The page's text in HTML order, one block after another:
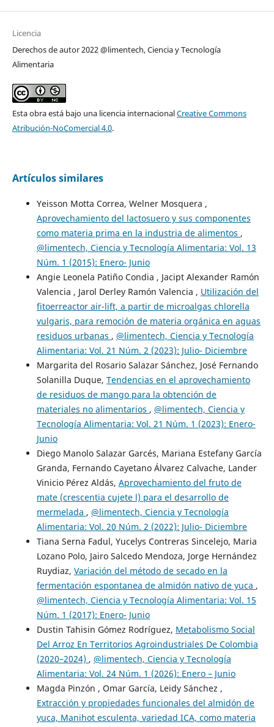
Licencia
Derechos de autor 2022 @limentech, Ciencia y Tecnología
Alimentaria
Esta obra está bajo una licencia internacionalCreative Commons
Atribución-NoComercial 4.0.
Artículos similares
Yeisson Motta Correa, Welner Mosquera ,
Aprovechamiento del lactosuero y sus componentes
como materia prima en la industria de alimentos ,
@limentech, Ciencia y Tecnología Alimentaria: Vol. 13
Núm. 1 (2015): Enero- Junio
Angie Leonela Patiño Condia , Jacipt Alexander Ramón
Valencia , Jarol Derley Ramón Valencia , Utilización del
fitoerreactor air-lift, a partir de microalgas chlorella
vulgaris, para remoción de materia orgánica en aguas
residuos urbanas , @limentech, Ciencia y Tecnología
Alimentaria: Vol. 21 Núm. 2 (2023): Julio- Diciembre
Margarita del Rosario Salazar Sánchez, José Fernando
Solanilla Duque, Tendencias en el aprovechamiento
de residuos de mango para la obtención de
materiales no alimentarios , @limentech, Ciencia y
Tecnología Alimentaria: Vol. 21 Núm. 1 (2023): Enero-
Junio
Diego Manolo Salazar Garcés, Mariana Estefany García
Granda, Fernando Cayetano Álvarez Calvache, Lander
Vinicio Pérez Aldás, Aprovechamiento del fruto de
mate (crescentia cujete l) para el desarrollo de
mermelada , @limentech, Ciencia y Tecnología
Alimentaria: Vol. 20 Núm. 2 (2022): Julio- Diciembre
Tiana Serna Fadul, Yucelys Contreras Sincelejo, Maria
Lozano Polo, Jairo Salcedo Mendoza, Jorge Hernández
Ruydiaz, Variación del método de secado en la
fermentación espontanea de almidón nativo de yuca ,
@limentech, Ciencia y Tecnología Alimentaria: Vol. 15
Núm. 1 (2017): Enero- Junio
Dustin Tahisin Gómez Rodríguez, Metabolismo Social
Del Arroz En Territorios Agroindustriales De Colombia
(2020–2024) , @limentech, Ciencia y Tecnología
Alimentaria: Vol. 24 Núm. 1 (2026): Enero – Junio
Magda Pinzón , Omar García, Leidy Sánchez ,
Extracción y propiedades funcionales del almidón de
yuca, Manihot esculenta, variedad ICA, como materia